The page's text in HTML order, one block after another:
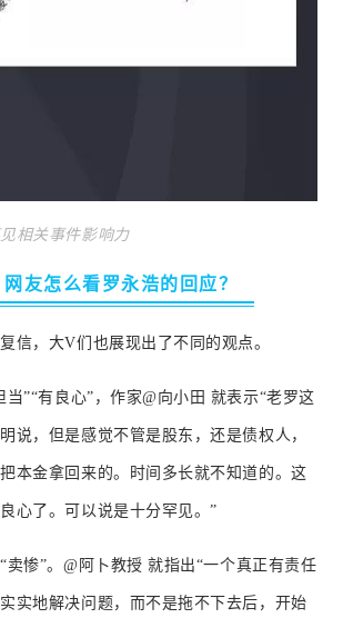
相关事件影响力
友怎么看罗永浩的回应？
信，大V们也展现出了不同的观点。
当”“有良心”，作家@向小田 就表示“老罗这
说，但是感觉不管是股东，还是债权人，
本金拿回来的。 时间多长就不知道的。这
心了。 可以说是十分罕见。”
卖惨”。@阿卜教授 就指出“一个真正有责任
实地解决问题，而不是拖不下去后，开始